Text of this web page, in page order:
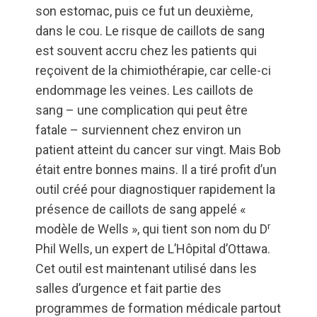
son estomac, puis ce fut un deuxième,
dans le cou. Le risque de caillots de sang
est souvent accru chez les patients qui
reçoivent de la chimiothérapie, car celle-ci
endommage les veines. Les caillots de
sang – une complication qui peut être
fatale – surviennent chez environ un
patient atteint du cancer sur vingt. Mais Bob
était entre bonnes mains. Il a tiré profit d’un
outil créé pour diagnostiquer rapidement la
présence de caillots de sang appelé «
modèle de Wells », qui tient son nom du Dr
Phil Wells, un expert de L’Hôpital d’Ottawa.
Cet outil est maintenant utilisé dans les
salles d’urgence et fait partie des
programmes de formation médicale partout